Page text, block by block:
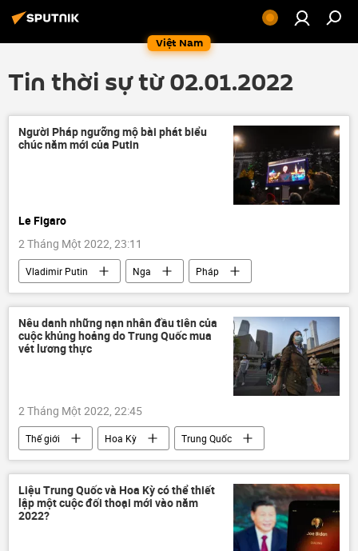
Việt Nam
Tin thời sự từ 02.01.2022
Người Pháp ngưỡng mộ bài phát biểu
chúc năm mới của Putin
Le Figaro
2 Tháng Một 2022, 23:11
Vladimir Putin Nga
Pháp
Joe Biden
Báo chí thế giới
Nêu danh những nạn nhân đầu tiên của
cuộc khủng hoảng do Trung Quốc mua
vét lương thực
2 Tháng Một 2022, 22:45
Thế giới Hoa Kỳ
Trung Quốc
khủng hoảng
Brazil
Canada
Kinh tế
Liệu Trung Quốc và Hoa Kỳ có thể thiết
lập một cuộc đối thoại mới vào năm
2022?